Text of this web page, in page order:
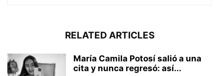
RELATED ARTICLES
María Camila Potosí salió a una
cita y nunca regresó: así...